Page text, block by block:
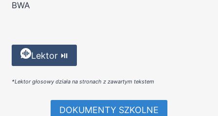
BWA
Lektor ⏯
*Lektor głosowy działa na stronach z zawartym tekstem
DOKUMENTY SZKOLNE